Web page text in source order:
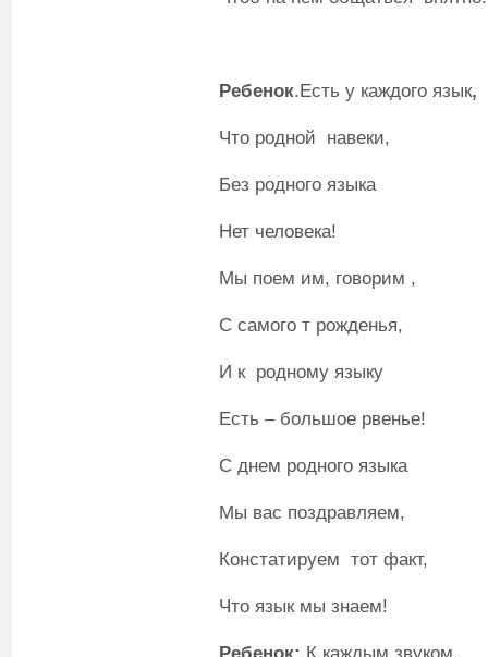
Ребенок.Есть у каждого язык,
Что родной навеки,
Без родного языка
Нет человека!
Мы поем им, говорим ,
С самого т рожденья,
И к родному языку
Есть – большое рвенье!
С днем родного языка
Мы вас поздравляем,
Констатируем тот факт,
Что язык мы знаем!
Ребенок: К каждым звуком,